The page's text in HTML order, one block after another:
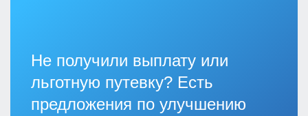
Не получили выплату или
льготную путевку? Есть
предложения по улучшению